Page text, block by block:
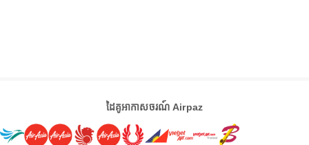
ដៃគូអាកាសចរណ៍ Airpaz